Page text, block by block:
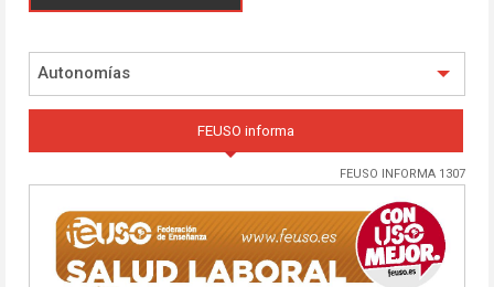
Autonomías
FEUSO informa
FEUSO INFORMA 1307